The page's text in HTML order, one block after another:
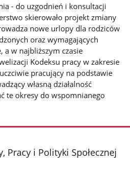
- do uzgodnień i konsultacji
skierowało projekt zmiany
nowe urlopy dla rodziców
oraz wymagających
a w najbliższym czasie
Kodeksu pracy w zakresie
pracujący na podstawie
własną działalność
te okresy do wspomnianego
Pracy i Polityki Społecznej